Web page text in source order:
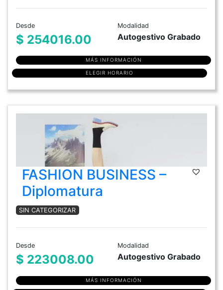
Desde
$ 254016.00
Modalidad
Autogestivo Grabado
MÁS INFORMACIÓN
ELEGIR HORARIO
FASHION BUSINESS –
Diplomatura
SIN CATEGORIZAR
Desde
$ 223008.00
Modalidad
Autogestivo Grabado
MÁS INFORMACIÓN